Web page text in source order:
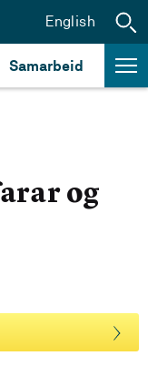
Samarbeid
English
og